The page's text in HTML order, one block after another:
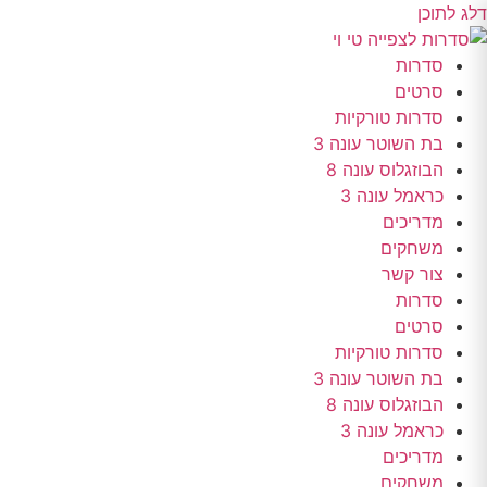
דלג לתוכן
סדרות
סרטים
סדרות טורקיות
בת השוטר עונה 3
הבוזגלוס עונה 8
כראמל עונה 3
מדריכים
משחקים
צור קשר
סדרות
סרטים
סדרות טורקיות
בת השוטר עונה 3
הבוזגלוס עונה 8
כראמל עונה 3
מדריכים
משחקים